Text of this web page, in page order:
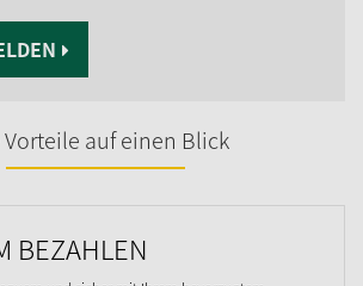
Vorteile auf einen Blick
BEZAHLEN